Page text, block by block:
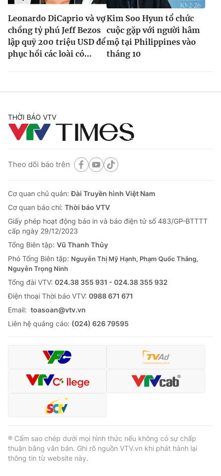
Leonardo DiCaprio và vợ
chồng tỷ phú Jeff Bezos
lập quỹ 200 triệu USD để
phục hồi các loài có...
Kim Soo Hyun tổ chức
cuộc gặp với người hâm
mộ tại Philippines vào
tháng 10
THỜI BÁO VTV
Theo dõi báo trên
Cơ quan chủ quản:Đài Truyền hình Việt Nam
Cơ quan báo chí: Thời báo VTV
Giấy phép hoạt động báo in và báo điện tử số 483/GP-BTTTT
cấp ngày 29/12/2023
Tổng Biên tập: Vũ Thanh Thủy
Phó Tổng Biên tập: Nguyễn Thị Mỹ Hạnh, Phạm Quốc Thắng,
Nguyễn Trọng Ninh
Tổng đài VTV: 024.38 355 931 - 024.38 355 932
Ðiện thoại Thời báo VTV: 0988 671 671
Email: toasoan@vtv.vn
Liên hệ quảng cáo: (024) 626 79595
® Cấm sao chép dưới mọi hình thức nếu không có sự chấp
thuận bằng văn bản. Ghi rõ nguồn VTV.vn khi phát hành lại
thông tin từ website này.